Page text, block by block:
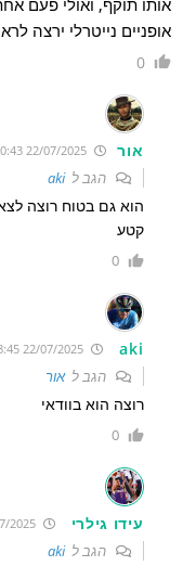
אופניים נייטרלי ירצה
0
אור
הגב לaki
הוא גם בטוח רוצה
קטע
0
aki
הגב לאור
רוצה הוא בוודאי
0
עידו גילרי 22/07/2025 10:06:24
הגב לaki